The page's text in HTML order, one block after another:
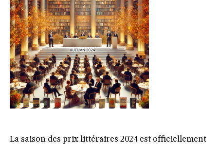
La saison des prix littéraires 2024 est officiellement